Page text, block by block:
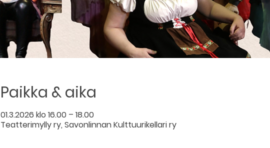
Paikka & aika
01.3.2026 klo 16.00 – 18.00
Teatterimylly ry, Savonlinnan Kulttuurikellari ry